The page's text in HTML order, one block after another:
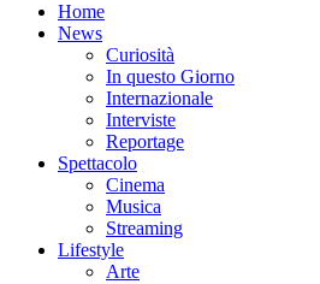
Home
News
Curiosità
In questo Giorno
Internazionale
Interviste
Reportage
Spettacolo
Cinema
Musica
Streaming
Lifestyle
Arte